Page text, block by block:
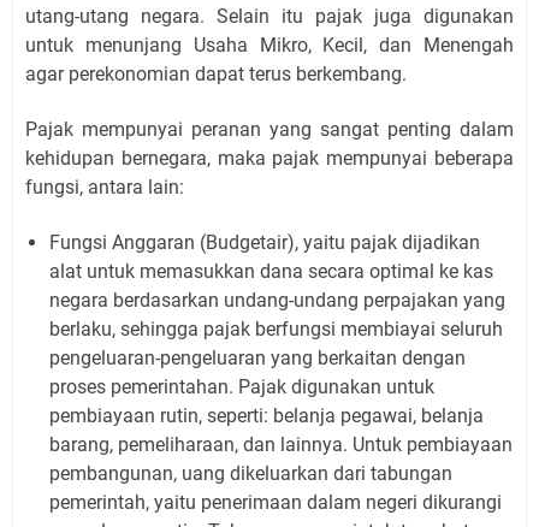
utang-utang negara. Selain itu pajak juga digunakan
untuk menunjang Usaha Mikro, Kecil, dan Menengah
agar perekonomian dapat terus berkembang.
Pajak mempunyai peranan yang sangat penting dalam
kehidupan bernegara, maka pajak mempunyai beberapa
fungsi, antara lain:
Fungsi Anggaran (Budgetair), yaitu pajak dijadikan
alat untuk memasukkan dana secara optimal ke kas
negara berdasarkan undang-undang perpajakan yang
berlaku, sehingga pajak berfungsi membiayai seluruh
pengeluaran-pengeluaran yang berkaitan dengan
proses pemerintahan. Pajak digunakan untuk
pembiayaan rutin, seperti: belanja pegawai, belanja
barang, pemeliharaan, dan lainnya. Untuk pembiayaan
pembangunan, uang dikeluarkan dari tabungan
pemerintah, yaitu penerimaan dalam negeri dikurangi